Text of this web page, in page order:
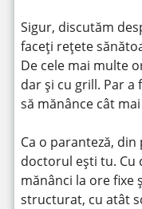
Sigur, discutăm
faceți rețete
De cele mai multe
dar și cu grill. Par
să mănânce cât
Ca o paranteză,
doctorul ești tu. Cu
mănânci la ore fixe
structurat, cu atât